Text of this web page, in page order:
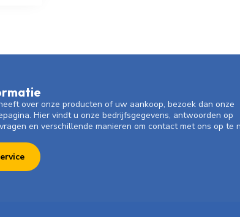
over onze producten of uw aankoop, bezoek dan onze
Hier vindt u onze bedrijfsgegevens, antwoorden op
en verschillende manieren om contact met ons op te